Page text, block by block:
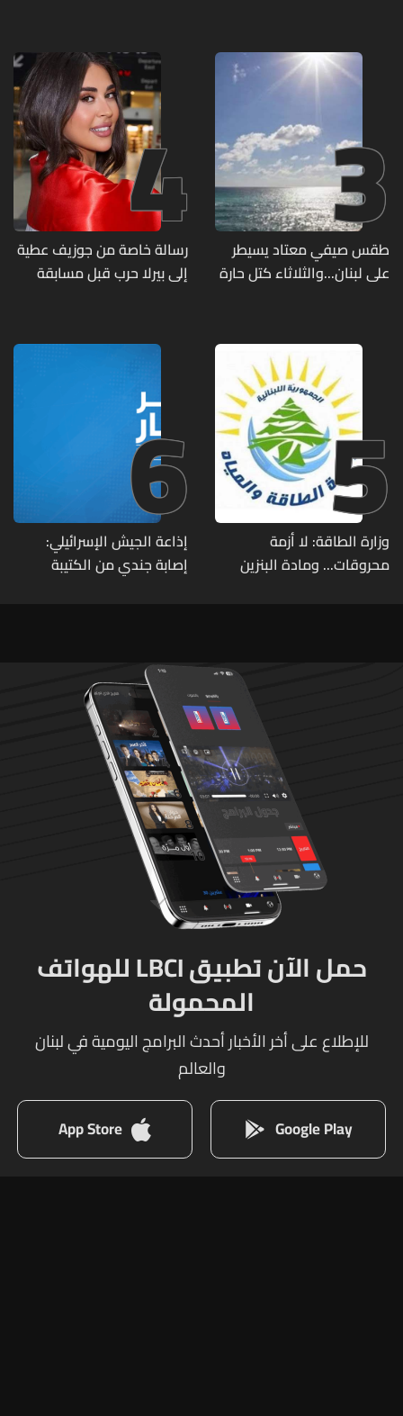
تحت الأرض
3
طقس صيفي معتاد يسيطر
على لبنان...والثلاثاء كتل حارة
4
رسالة خاصة من جوزيف عطية
إلى بيرلا حرب قبل مسابقة
5
وزارة الطاقة: لا أزمة
محروقات... ومادة البنزين
6
إذاعة الجيش الإسرائيلي:
إصابة جندي من الكتيبة
حمل الآن تطبيق LBCI للهواتف
المحمولة
للإطلاع على أخر الأخبار أحدث البرامج اليومية في لبنان
والعالم
Google Play
App Store